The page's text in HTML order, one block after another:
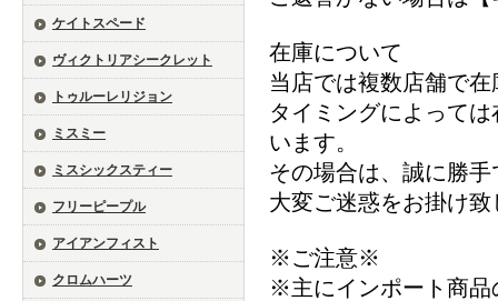
ケイトスペード
ヴィクトリアシークレット
トゥルーレリジョン
ミスミー
ミスシックスティー
フリーピープル
アイアンフィスト
クロムハーツ
在庫について
当店では複数店舗で
タイミングによって
います。
その場合は、誠に勝
大変ご迷惑をお掛け
※ご注意※
※主にインポート商品